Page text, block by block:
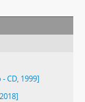
CD, 1999]